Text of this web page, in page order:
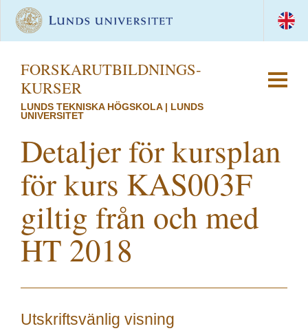
FORSKAR­UTBILDNINGS­
KURSER
LUNDS TEKNISKA HÖGSKOLA | LUNDS
UNIVERSITET
Detaljer för kursplan
för kurs KAS003F
giltig från och med
HT 2018
Utskriftsvänlig visning